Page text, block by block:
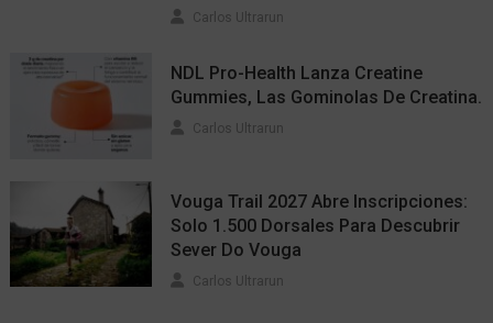
Carlos Ultrarun
NDL Pro-Health Lanza Creatine
Gummies, Las Gominolas De Creatina.
Carlos Ultrarun
Vouga Trail 2027 Abre Inscripciones:
Solo 1.500 Dorsales Para Descubrir
Sever Do Vouga
Carlos Ultrarun